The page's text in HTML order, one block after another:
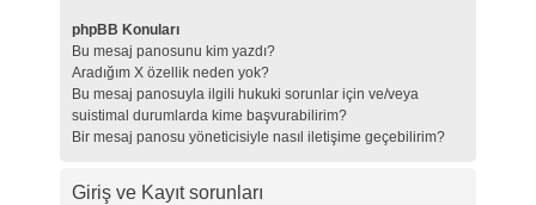
phpBB Konuları
Bu mesaj panosunu kim yazdı?
Aradığım X özellik neden yok?
Bu mesaj panosuyla ilgili hukuki sorunlar için ve/veya
suistimal durumlarda kime başvurabilirim?
Bir mesaj panosu yöneticisiyle nasıl iletişime geçebilirim?
Giriş ve Kayıt sorunları